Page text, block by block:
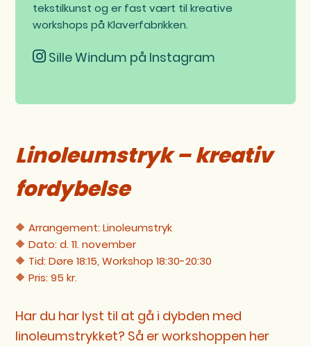
tekstilkunst og er fast vært til kreative
workshops på Klaverfabrikken.
Sille Windum på Instagram
Linoleumstryk – kreativ
fordybelse
🔶 Arrangement: Linoleumstryk
🔶 Dato: d. 11. november
🔶 Tid: Døre 18:15, Workshop 18:30-20:30
🔶 Pris: 95 kr.
Har du har lyst til at gå i dybden med
linoleumstrykket? Så er workshoppen her